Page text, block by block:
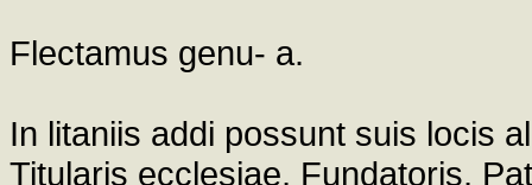
Flectamus genu- a.
In litaniis addi possunt suis locis
Titularis ecclesiae, Fundatoris,